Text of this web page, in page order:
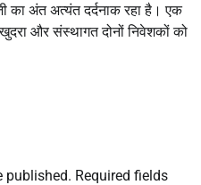
का अंत अत्यंत दर्दनाक रहा है। एक
और संस्थागत दोनों निवेशकों को
published. Required fields